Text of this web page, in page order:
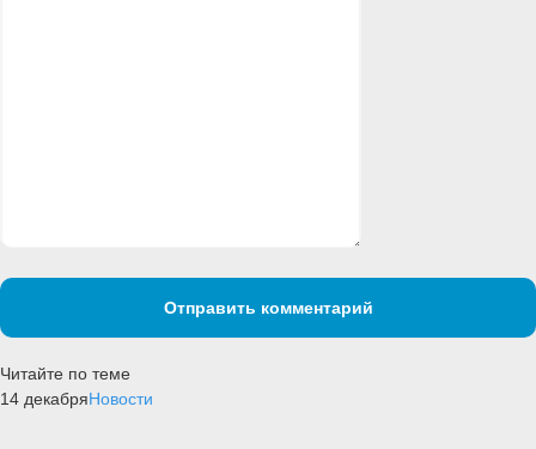
Отправить комментарий
Читайте по теме
14 декабряНовости